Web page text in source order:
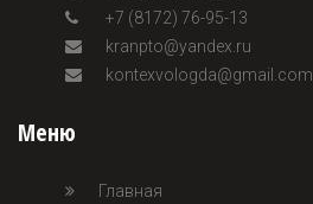
+7 (8172) 76-95-13
kranpto@yandex.ru
kontexvologda@gmail.com
Меню
Главная